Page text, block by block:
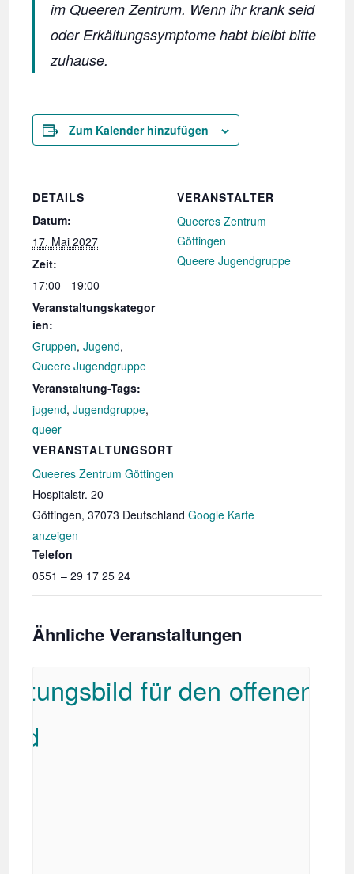
im Queeren Zentrum. Wenn ihr krank seid
oder Erkältungssymptome habt bleibt bitte
zuhause.
Zum Kalender hinzufügen
DETAILS
Datum:
17. Mai 2027
Zeit:
17:00 - 19:00
Veranstaltungskategor
ien:
Gruppen,Jugend,
Queere Jugendgruppe
Veranstaltung-Tags:
jugend,Jugendgruppe,
queer
VERANSTALTUNGSORT
Queeres Zentrum Göttingen
Hospitalstr. 20
Göttingen, 37073 Deutschland Google Karte
anzeigen
Telefon
0551 – 29 17 25 24
VERANSTALTER
Queeres Zentrum
Göttingen
Queere Jugendgruppe
Ähnliche Veranstaltungen